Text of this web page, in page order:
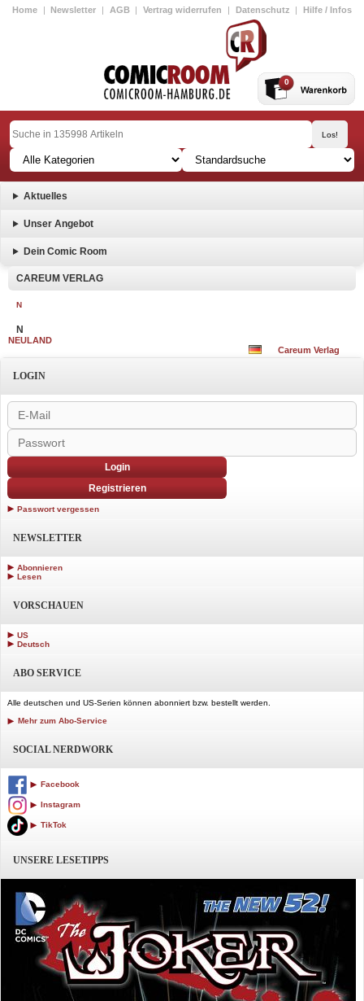
Home | Newsletter | AGB | Vertrag widerrufen | Datenschutz | Hilfe / Infos
0
Aktuelles
Unser Angebot
Dein Comic Room
CAREUM VERLAG
N
N
NEULAND
Careum Verlag
LOGIN
Login
Registrieren
Passwort vergessen
NEWSLETTER
Abonnieren
Lesen
VORSCHAUEN
US
Deutsch
ABO SERVICE
Alle deutschen und US-Serien können abonniert bzw. bestellt werden.
Mehr zum Abo-Service
SOCIAL NERDWORK
Facebook
Instagram
TikTok
UNSERE LESETIPPS